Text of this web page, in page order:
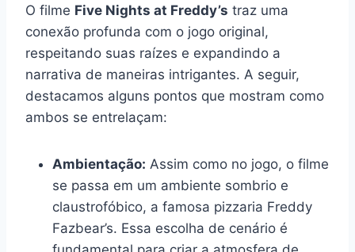
O filme Five Nights at Freddy’s traz uma
conexão profunda com o jogo original,
respeitando suas raízes e expandindo a
narrativa de maneiras intrigantes. A seguir,
destacamos alguns pontos que mostram como
ambos se entrelaçam:
Ambientação: Assim como no jogo, o filme
se passa em um ambiente sombrio e
claustrofóbico, a famosa pizzaria Freddy
Fazbear’s. Essa escolha de cenário é